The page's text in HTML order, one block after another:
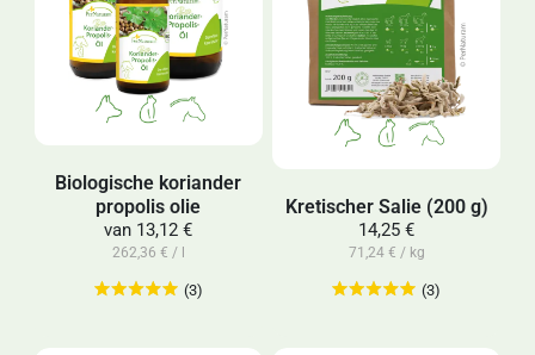
Biologische koriander
propolis olie
van 13,12 €
262,36 € / l
(3)
Kretischer Salie (200 g)
14,25 €
71,24 € / kg
(3)